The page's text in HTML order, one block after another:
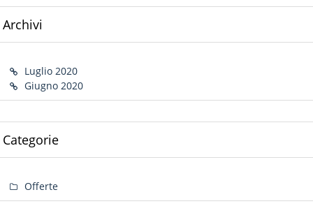
Archivi
Luglio 2020
Giugno 2020
Categorie
Offerte